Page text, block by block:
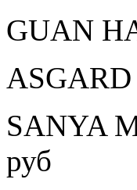
GUAN
ASGARD
SANYA
руб